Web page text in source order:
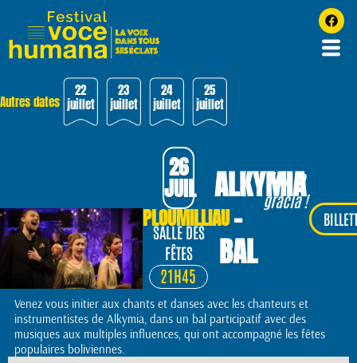
Autres dates
22
juillet
23
juillet
24
juillet
25
juillet
26
JUIL
PLOUMILLIAU
SALLE DES
FÊTES
21H45
ALKYMIA
-
BAL
Viva la
gracia !
Venez vous initier aux chants et danses avec les chanteurs et
instrumentistes de Alkymia, dans un bal participatif avec des
musiques aux multiples influences, qui ont accompagné les fêtes
populaires boliviennes.